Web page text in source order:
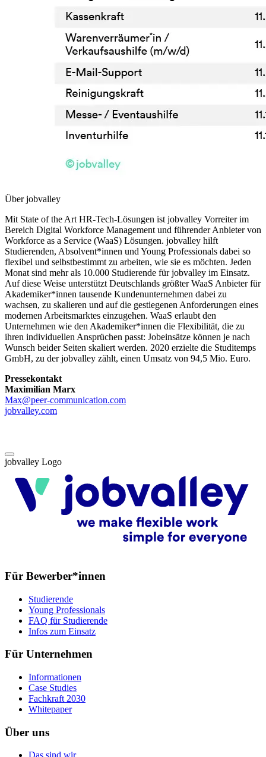
Über jobvalley
Mit State of the Art HR-Tech-Lösungen ist jobvalley Vorreiter im
Bereich Digital Workforce Management und führender Anbieter von
Workforce as a Service (WaaS) Lösungen. jobvalley hilft
Studierenden, Absolvent*innen und Young Professionals dabei so
flexibel und selbstbestimmt zu arbeiten, wie sie es möchten. Jeden
Monat sind mehr als 10.000 Studierende für jobvalley im Einsatz.
Auf diese Weise unterstützt Deutschlands größter WaaS Anbieter für
Akademiker*innen tausende Kundenunternehmen dabei zu
wachsen, zu skalieren und auf die gestiegenen Anforderungen eines
modernen Arbeitsmarktes einzugehen. WaaS erlaubt den
Unternehmen wie den Akademiker*innen die Flexibilität, die zu
ihren individuellen Ansprüchen passt: Jobeinsätze können je nach
Wunsch beider Seiten skaliert werden. 2020 erzielte die Studitemps
GmbH, zu der jobvalley zählt, einen Umsatz von 94,5 Mio. Euro.
Pressekontakt
Maximilian Marx
Max@peer-communication.com
jobvalley.com
jobvalley Logo
Für Bewerber*innen
Studierende
Young Professionals
FAQ für Studierende
Infos zum Einsatz
Für Unternehmen
Informationen
Case Studies
Fachkraft 2030
Whitepaper
Über uns